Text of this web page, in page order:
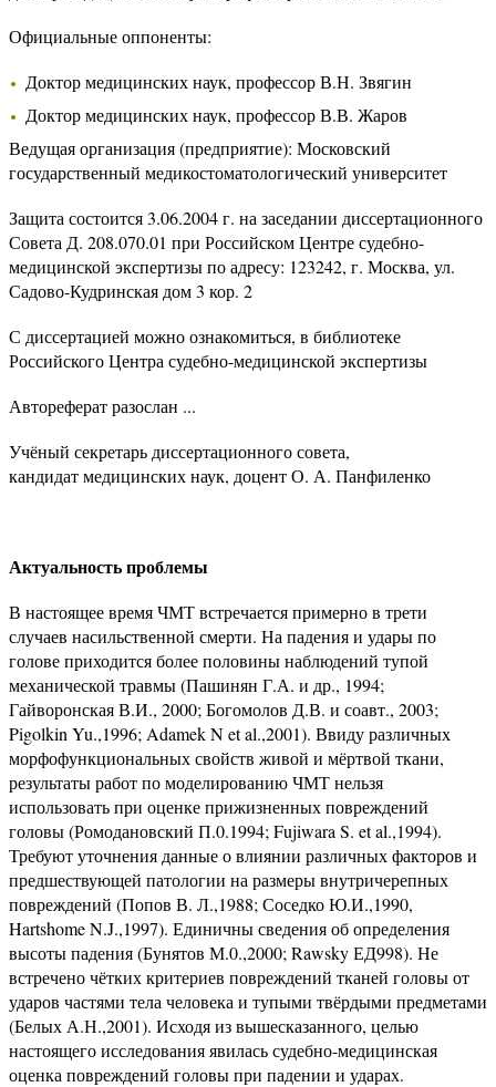
Официальные оппоненты:
Доктор медицинских наук, профессор В.Н. Звягин
Доктор медицинских наук, профессор В.В. Жаров
Ведущая организация (предприятие): Московский
государственный медикостоматологический университет
Защита состоится 3.06.2004 г. на заседании диссертационного
Совета Д. 208.070.01 при Российском Центре судебно-
медицинской экспертизы по адресу: 123242, г. Москва, ул.
Садово-Кудринская дом 3 кор. 2
С диссертацией можно ознакомиться, в библиотеке
Российского Центра судебно-медицинской экспертизы
Автореферат разослан ...
Учёный секретарь диссертационного совета,
кандидат медицинских наук, доцент О. А. Панфиленко
Актуальность проблемы
В настоящее время ЧМТ встречается примерно в трети
случаев насильственной смерти. На падения и удары по
голове приходится более половины наблюдений тупой
механической травмы (Пашинян Г.А. и др., 1994;
Гайворонская В.И., 2000; Богомолов Д.В. и соавт., 2003;
Pigolkin Yu.,1996; Adamek N et al.,2001). Ввиду различных
морфофункциональных свойств живой и мёртвой ткани,
результаты работ по моделированию ЧМТ нельзя
использовать при оценке прижизненных повреждений
головы (Ромодановский П.0.1994; Fujiwara S. et al.,1994).
Требуют уточнения данные о влиянии различных факторов и
предшествующей патологии на размеры внутричерепных
повреждений (Попов В. Л.,1988; Соседко Ю.И.,1990,
Hartshome N.J.,1997). Единичны сведения об определения
высоты падения (Бунятов М.0.,2000; Rawsky ЕД998). Не
встречено чётких критериев повреждений тканей головы от
ударов частями тела человека и тупыми твёрдыми предметами
(Белых А.Н.,2001). Исходя из вышесказанного, целью
настоящего исследования явилась судебно-медицинская
оценка повреждений головы при падении и ударах.